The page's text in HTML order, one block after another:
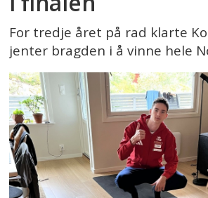
For tredje året på rad klarte
jenter bragden i å vinne hele